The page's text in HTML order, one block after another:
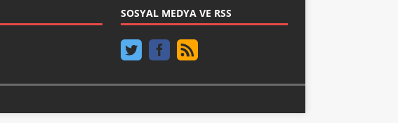
SOSYAL MEDYA VE RSS